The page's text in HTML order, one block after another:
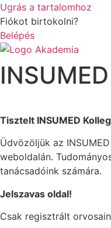
Ugrás a tartalomhoz
Fiókot birtokolni?
Belépés
Tisztelt INSUMED
Üdvözöljük az
weboldalán.
tanácsadóink számára.
Jelszavas oldal!
Csak regisztrált